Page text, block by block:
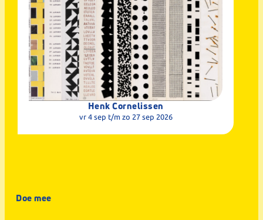
Henk Cornelissen
vr 4 sep t/m zo 27 sep 2026
Doe mee